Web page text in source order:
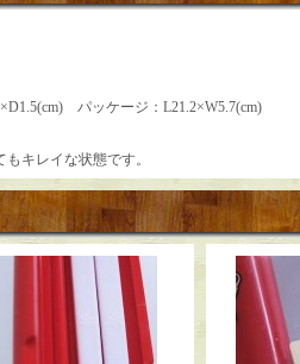
パッケージ：L21.2×W5.7(cm)
レイな状態です。